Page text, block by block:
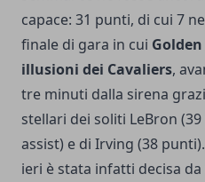
capace: 31 punti, di cui 7
finale di gara in cui
illusioni dei Cavaliers,
tre minuti dalla sirena
stellari dei soliti LeBron
assist) e di Irving (38
ieri è stata infatti decisa